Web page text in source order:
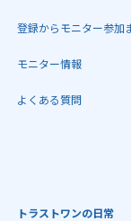
登録からモニター参加
モニター情報
よくある質問
トラストワンの日常